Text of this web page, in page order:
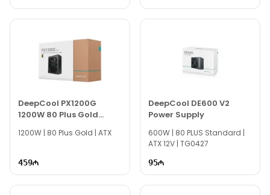
DeepCool PX1200G
1200W 80 Plus Gold
Power Supply
1200W | 80 Plus Gold | ATX
459
DeepCool DE600 V2
Power Supply
600W | 80 PLUS Standard |
ATX 12V | TG0427
95